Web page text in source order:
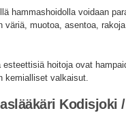
hammashoidolla voidaan
väriä, muotoa, asentoa,
esteettisiä hoitoja ovat
kemialliset valkaisut.
Kodisjoki